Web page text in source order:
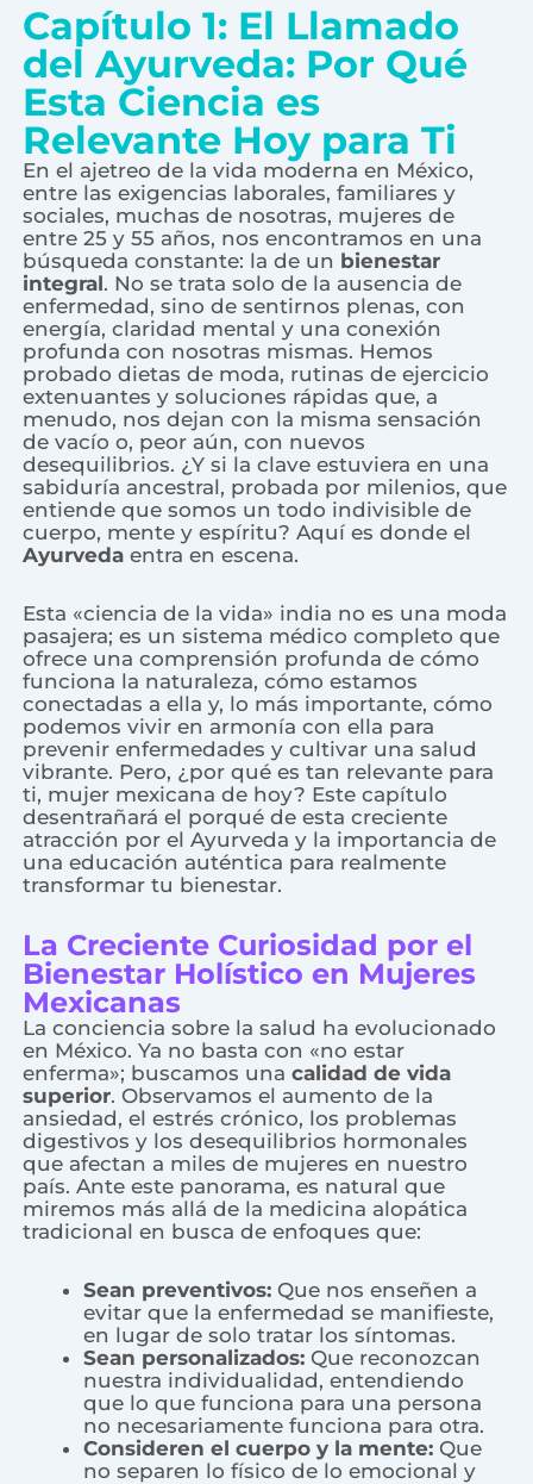
Capítulo 1: El Llamado
del Ayurveda: Por Qué
Esta Ciencia es
Relevante Hoy para Ti
En el ajetreo de la vida moderna en México,
entre las exigencias laborales, familiares y
sociales, muchas de nosotras, mujeres de
entre 25 y 55 años, nos encontramos en una
búsqueda constante: la de un bienestar
integral. No se trata solo de la ausencia de
enfermedad, sino de sentirnos plenas, con
energía, claridad mental y una conexión
profunda con nosotras mismas. Hemos
probado dietas de moda, rutinas de ejercicio
extenuantes y soluciones rápidas que, a
menudo, nos dejan con la misma sensación
de vacío o, peor aún, con nuevos
desequilibrios. ¿Y si la clave estuviera en una
sabiduría ancestral, probada por milenios, que
entiende que somos un todo indivisible de
cuerpo, mente y espíritu? Aquí es donde el
Ayurveda entra en escena.
Esta «ciencia de la vida» india no es una moda
pasajera; es un sistema médico completo que
ofrece una comprensión profunda de cómo
funciona la naturaleza, cómo estamos
conectadas a ella y, lo más importante, cómo
podemos vivir en armonía con ella para
prevenir enfermedades y cultivar una salud
vibrante. Pero, ¿por qué es tan relevante para
ti, mujer mexicana de hoy? Este capítulo
desentrañará el porqué de esta creciente
atracción por el Ayurveda y la importancia de
una educación auténtica para realmente
transformar tu bienestar.
La Creciente Curiosidad por el
Bienestar Holístico en Mujeres
Mexicanas
La conciencia sobre la salud ha evolucionado
en México. Ya no basta con «no estar
enferma»; buscamos unacalidad de vida
superior. Observamos el aumento de la
ansiedad, el estrés crónico, los problemas
digestivos y los desequilibrios hormonales
que afectan a miles de mujeres en nuestro
país. Ante este panorama, es natural que
miremos más allá de la medicina alopática
tradicional en busca de enfoques que:
Sean preventivos: Que nos enseñen a
evitar que la enfermedad se manifieste,
en lugar de solo tratar los síntomas.
Sean personalizados: Que reconozcan
nuestra individualidad, entendiendo
que lo que funciona para una persona
no necesariamente funciona para otra.
Consideren el cuerpo y la mente: Que
no separen lo físico de lo emocional y